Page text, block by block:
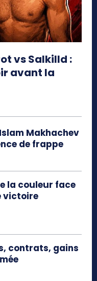
vs Salkilld :
avant la
Makhachev
de frappe
la couleur face
victoire
contrats, gains